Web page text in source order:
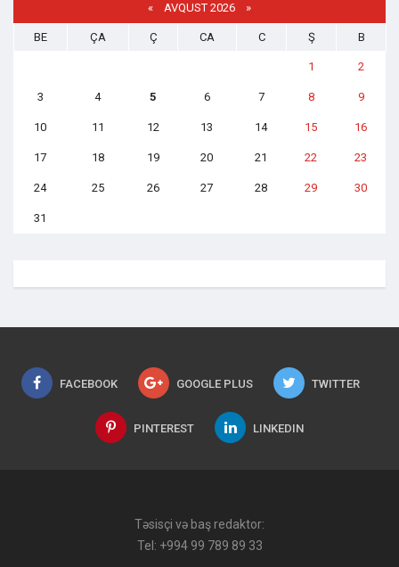
« AVQUST 2026 »
BE ÇA Ç CA C Ş B
1 2
3 4 5 6 7 8 9
10 11 12 13 14 15 16
17 18 19 20 21 22 23
24 25 26 27 28 29 30
31
FACEBOOK GOOGLE PLUS TWITTER
PINTEREST LINKEDIN
Təsisçi və baş redaktor:
Tel: +994 99 789 89 33